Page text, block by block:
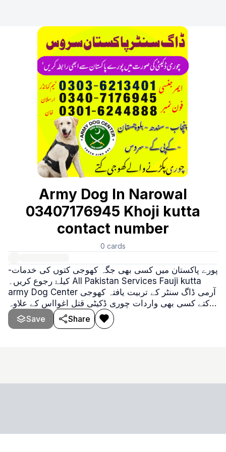
Army Dog In Narowal
03407176945 Khoji kutta
contact number
0 cards
-پورے پاکستان ميں کسی بھی جگہ کھوجی کتوں کی خدمات
کيلۓ رجوع کريں۔ All Pakistan Services Fauji kutta
army Dog Center آرمی ڈاگ سنٹر کے تربیت یافتہ کھوجی
کتے کسی بھی واردات چوری ڈکیٹی قتل اغوااس کے علاوہ
کسی بھی قسم کی واردات کی صورت میں فوری رابطہ
کریں۔ ھمارا یہ ماننا ہے کہ ہمارے کھوجی کتے آپ کے ساتھ
Save Share